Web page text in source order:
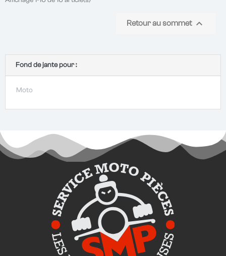
Retour au sommet 
Fond de jante pour :
Moto